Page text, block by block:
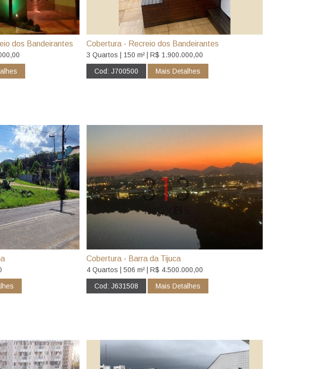
dos Bandeirantes Cobertura - Recreio dos Bandeirantes
3 Quartos | 150 m² | R$ 1.900.000,00
Cod: J700500 Mais Detalhes
Cobertura - Barra da Tijuca
4 Quartos | 506 m² | R$ 4.500.000,00
Cod: J631508 Mais Detalhes